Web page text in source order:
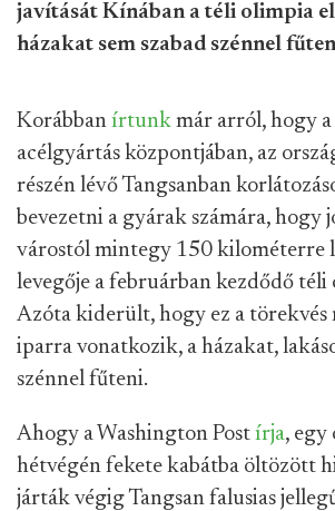
javítását Kínában a téli olimpia
házakat sem szabad szénnel
Korábban írtunk már arról, hogy
acélgyártás központjában, az
részén lévő Tangsanban
bevezetni a gyárak számára, hogy
várostól mintegy 150 kilométerre
levegője a februárban kezdődő téli
Azóta kiderült, hogy ez a törekvés
iparra vonatkozik, a házakat,
szénnel fűteni.
Ahogy a Washington Post írja,
hétvégén fekete kabátba öltözött
járták végig Tangsan falusias